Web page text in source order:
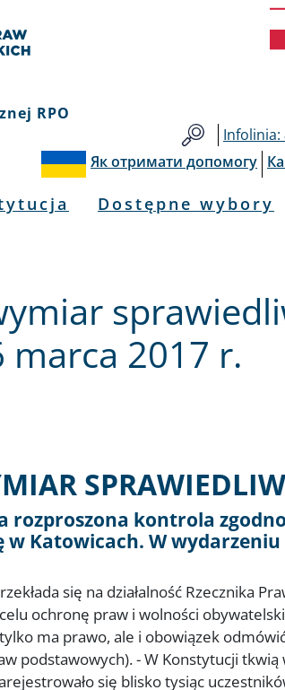
RPO
Infolinia:
Як отримати допомогу
Dostępne wybory
2017 r.
rozproszona kontrola
Katowicach. W wydarzeniu
się na działalność Rzecznika
ochronę praw i wolności
ma prawo, ale i obowiązek
podstawowych). - W Konstytucji
się blisko tysiąc